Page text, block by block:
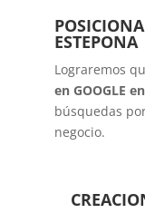
ESTEPONA
Lograremos
en GOOGLE
búsquedas
negocio.